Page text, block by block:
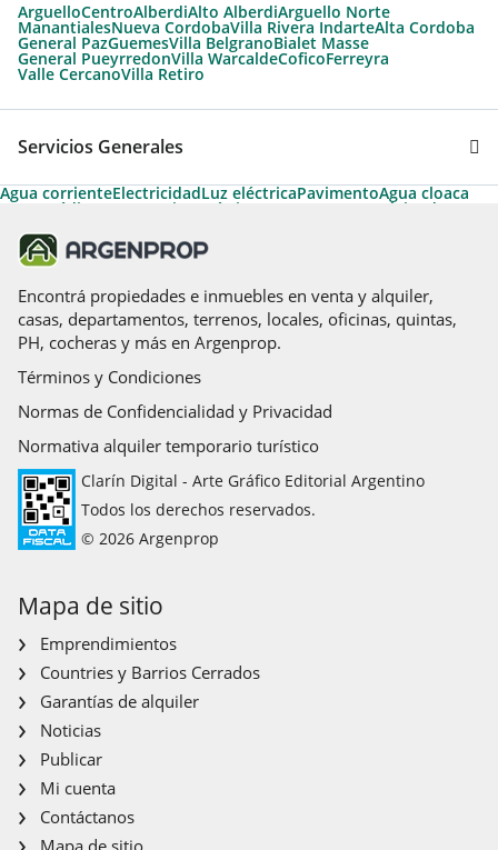
ArguelloCentroAlberdiAlto AlberdiArguello Norte
ManantialesNueva CordobaVilla Rivera IndarteAlta Cordoba
General PazGuemesVilla BelgranoBialet Masse
General PueyrredonVilla WarcaldeCoficoFerreyra
Valle CercanoVilla Retiro
Servicios Generales
Agua corrienteElectricidadLuz eléctricaPavimentoAgua cloaca
Apto Crédito Temporario Turístico Vivienda
Encontrá propiedades e inmuebles en venta y alquiler,
casas, departamentos, terrenos, locales, oficinas, quintas,
PH, cocheras y más en Argenprop.
Términos y Condiciones
Normas de Confidencialidad y Privacidad
Normativa alquiler temporario turístico
Clarín Digital - Arte Gráfico Editorial Argentino
Todos los derechos reservados.
© 2026 Argenprop
Mapa de sitio
Emprendimientos
Countries y Barrios Cerrados
Garantías de alquiler
Noticias
Publicar
Mi cuenta
Contáctanos
Mapa de sitio